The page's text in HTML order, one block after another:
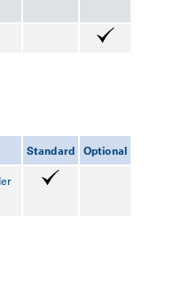
Standard Optional